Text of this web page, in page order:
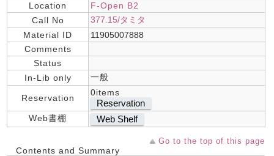
Location
F-Open B2
Call No
377.15/タミタ
Material ID
11905007888
Comments
Status
In-Lib only
一般
Reservation
0items
Reservation
Web書棚 Web Shelf
Go to the top of this page
Contents and Summary